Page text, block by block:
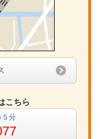
こちら
５分